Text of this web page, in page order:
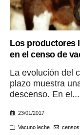
Los productores
en el censo de
La evolución del
plazo muestra
descenso. En el...
23/01/2017
Vacuno leche censos